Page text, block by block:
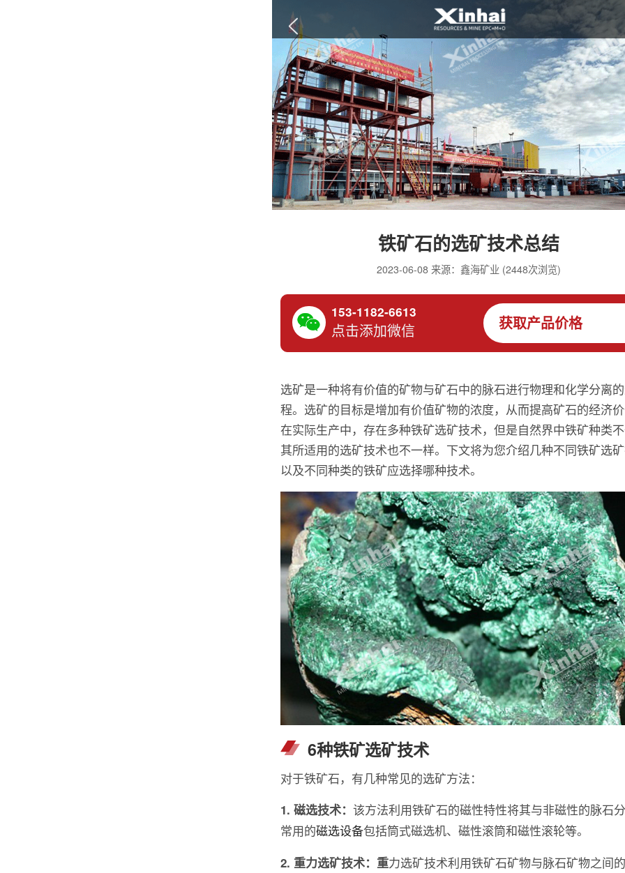
铁矿石的选矿技术总结
2023-06-08 来源：鑫海矿业 (2448次浏览)
153-1182-6613
点击添加微信 获取产品价格
选矿是一种将有价值的矿物与矿石中的脉石进行物理和化学分离
程。选矿的目标是增加有价值矿物的浓度，从而提高矿石的经济
在实际生产中，存在多种铁矿选矿技术，但是自然界中铁矿种类
其所适用的选矿技术也不一样。下文将为您介绍几种不同铁矿选
以及不同种类的铁矿应选择哪种技术。
6种铁矿选矿技术
对于铁矿石，有几种常见的选矿方法：
1. 磁选技术： 该方法利用铁矿石的磁性特性将其与非磁性的脉石
常用的磁选设备包括筒式磁选机、磁性滚筒和磁性滚轮等。
2. 重力选矿技术：重力选矿技术利用铁矿石矿物与脉石矿物之间